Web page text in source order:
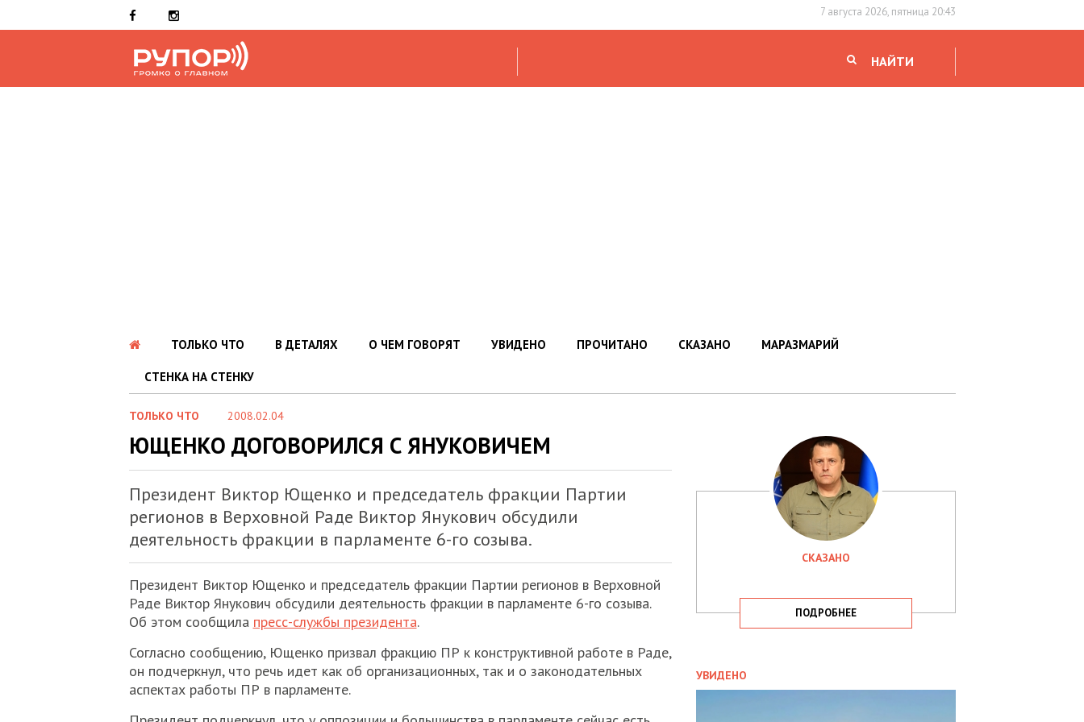
7 августа 2026, пятница 20:43
НАЙТИ
ТОЛЬКО ЧТО В ДЕТАЛЯХ О ЧЕМ ГОВОРЯТ УВИДЕНО ПРОЧИТАНО СКАЗАНО МАРАЗМАРИЙ
СТЕНКА НА СТЕНКУ
ТОЛЬКО ЧТО 2008.02.04
ЮЩЕНКО ДОГОВОРИЛСЯ С ЯНУКОВИЧЕМ
Президент Виктор Ющенко и председатель фракции Партии
регионов в Верховной Раде Виктор Янукович обсудили
деятельность фракции в парламенте 6-го созыва.
Президент Виктор Ющенко и председатель фракции Партии регионов в Верховной
Раде Виктор Янукович обсудили деятельность фракции в парламенте 6-го созыва.
Об этом сообщила пресс-службы президента.
Согласно сообщению, Ющенко призвал фракцию ПР к конструктивной работе в Раде,
он подчеркнул, что речь идет как об организационных, так и о законодательных
аспектах работы ПР в парламенте.
СКАЗАНО
ПОДРОБНЕЕ
УВИДЕНО
ЗАТРИМАЛА